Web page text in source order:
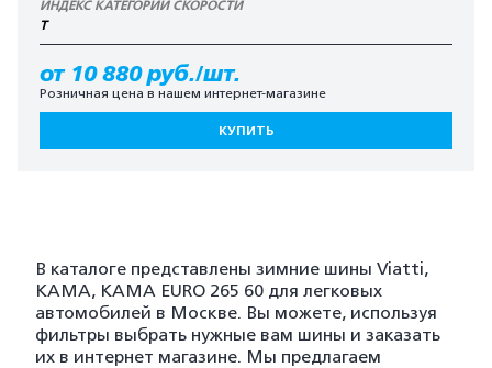
ИНДЕКС КАТЕГОРИИ СКОРОСТИ
T
от 10 880 руб./шт.
Розничная цена в нашем интернет-магазине
КУПИТЬ
В каталоге представлены зимние шины Viatti,
KAMA, KAMA EURO 265 60 для легковых
автомобилей в Москве. Вы можете, используя
фильтры выбрать нужные вам шины и заказать
их в интернет магазине. Мы предлагаем